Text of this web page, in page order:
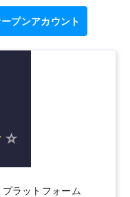
プンアカウント
☆
★
ラットフォーム